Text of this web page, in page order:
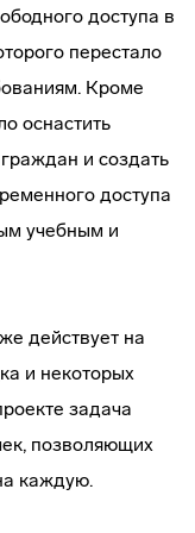
доступа в
перестало
Кроме
оснастить
и создать
доступа
учебным и
действует на
и некоторых
задача
позволяющих
каждую.